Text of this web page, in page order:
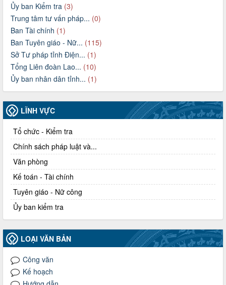
Ủy ban Kiểm tra (3)
Trung tâm tư vấn pháp... (0)
Ban Tài chính (1)
Ban Tuyên giáo - Nữ... (115)
Sở Tư pháp tỉnh Điện... (1)
Tổng Liên đoàn Lao... (10)
Ủy ban nhân dân tỉnh... (1)
LĨNH VỰC
Tổ chức - Kiểm tra
Chính sách pháp luật và...
Văn phòng
Kế toán - Tài chính
Tuyên giáo - Nữ công
Ủy ban kiểm tra
LOẠI VĂN BẢN
Công văn
Kế hoạch